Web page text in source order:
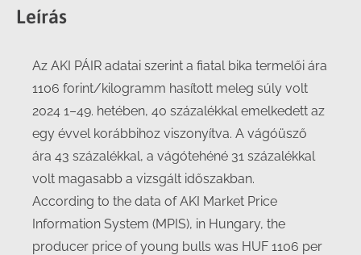
Facebook
X
Leírás
Az AKI PÁIR adatai szerint a fiatal bika termelői ára
1106 forint/kilogramm hasított meleg súly volt
2024 1–49. hetében, 40 százalékkal emelkedett az
egy évvel korábbihoz viszonyítva. A vágóüsző
ára 43 százalékkal, a vágótehéné 31 százalékkal
volt magasabb a vizsgált időszakban.
According to the data of AKI Market Price
Information System (MPIS), in Hungary, the
producer price of young bulls was HUF 1106 per